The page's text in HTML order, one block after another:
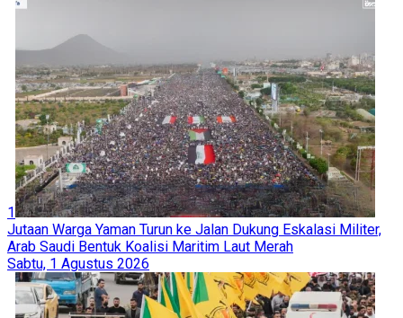
1
Jutaan Warga Yaman Turun ke Jalan Dukung Eskalasi Militer,
Arab Saudi Bentuk Koalisi Maritim Laut Merah
Sabtu, 1 Agustus 2026